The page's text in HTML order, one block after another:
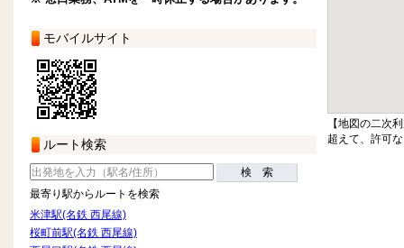
モバイルサイト
ルート検索
検 索
最寄り駅からルートを検索
米津駅(名鉄 西尾線)
桜町前駅(名鉄 西尾線)
【地図の二次
超えて、許可